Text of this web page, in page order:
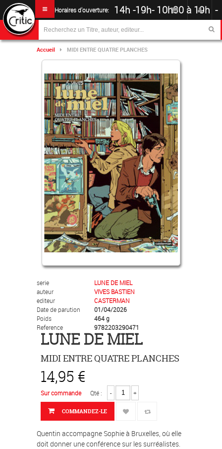
Horaires d'ouverture: 14h -19h- 10h30 à 19h -
Accueil MIDI ENTRE QUATRE PLANCHES
serie
LUNE DE MIEL
auteur
VIVES BASTIEN
editeur
CASTERMAN
Date de parution
01/04/2026
Poids
464 g
Reference
9782203290471
LUNE DE MIEL
MIDI ENTRE QUATRE PLANCHES
14,95 €
Sur commande Qté : - +
COMMANDEZ-LE
Quentin accompagne Sophie à Bruxelles, où elle
doit donner une conférence sur les surréalistes.